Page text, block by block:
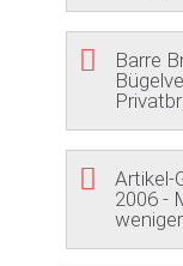
Barre
Artikel-
2006 -